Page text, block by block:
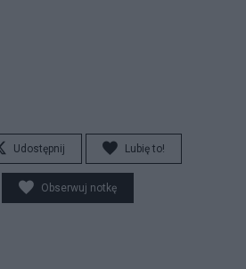
Udostępnij Lubię to!
Obserwuj notkę